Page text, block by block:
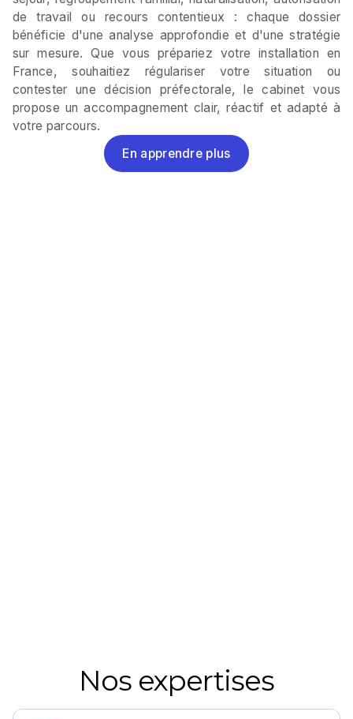
de travail ou recours contentieux : chaque dossier
bénéficie d'une analyse approfondie et d'une stratégie
sur mesure. Que vous prépariez votre installation en
France, souhaitiez régulariser votre situation ou
contester une décision préfectorale, le cabinet vous
propose un accompagnement clair, réactif et adapté à
votre parcours.
En apprendre plus
Nos expertises